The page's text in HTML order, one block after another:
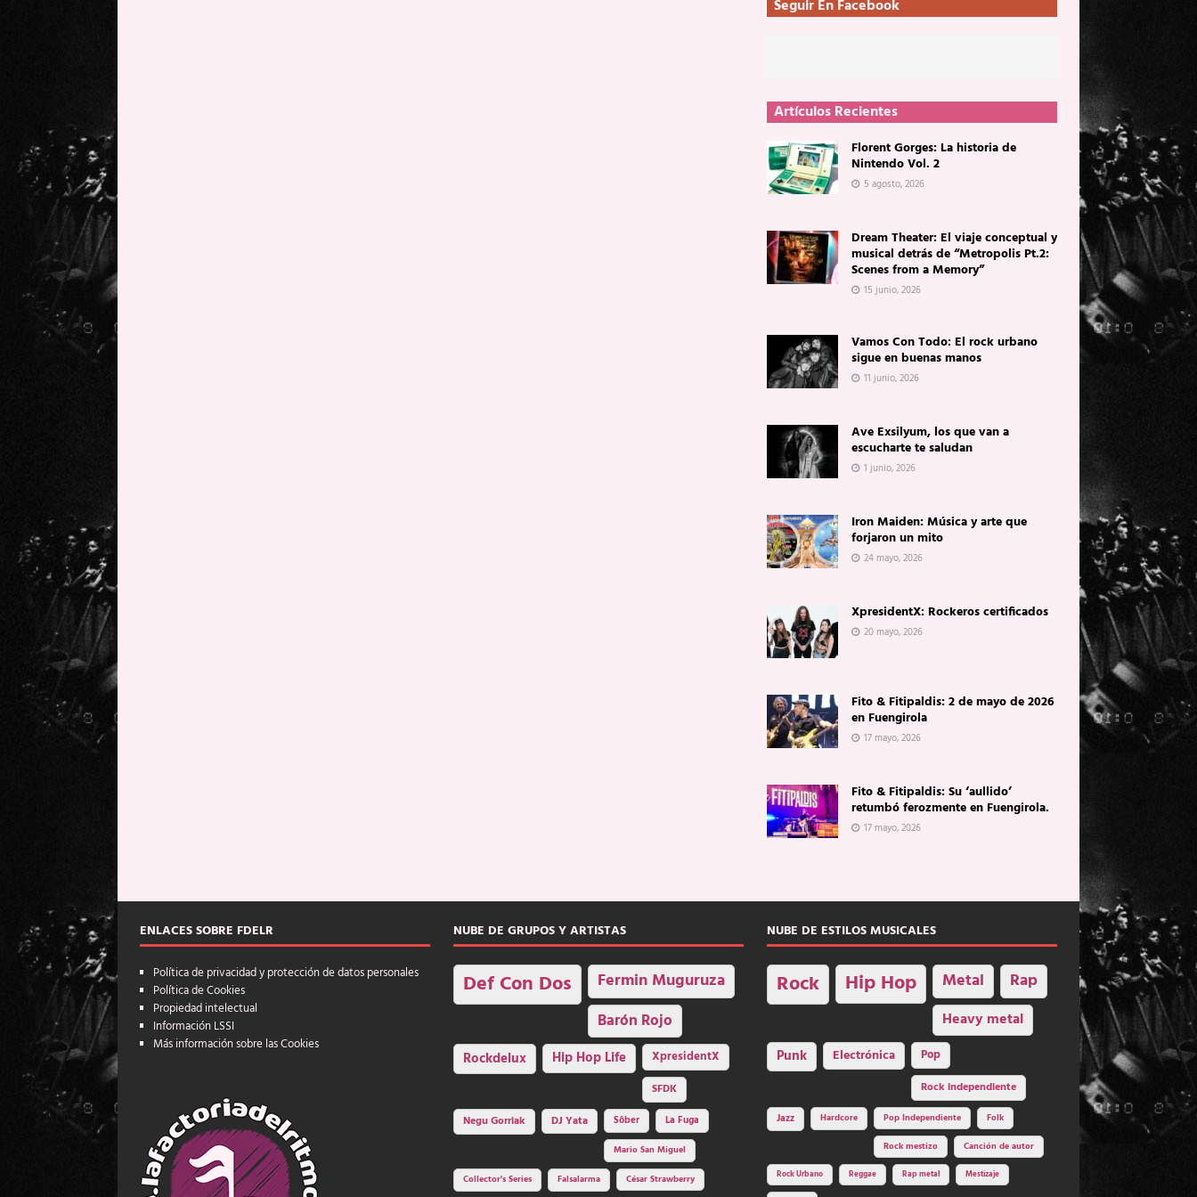
Seguir En Facebook
Artículos Recientes
Florent Gorges: La historia de
Nintendo Vol. 2
5 agosto, 2026
Dream Theater: El viaje conceptual y
musical detrás de “Metropolis Pt.2:
Scenes from a Memory”
15 junio, 2026
Vamos Con Todo: El rock urbano
sigue en buenas manos
11 junio, 2026
Ave Exsilyum, los que van a
escucharte te saludan
1 junio, 2026
Iron Maiden: Música y arte que
forjaron un mito
24 mayo, 2026
XpresidentX: Rockeros certificados
20 mayo, 2026
Fito & Fitipaldis: 2 de mayo de 2026
en Fuengirola
17 mayo, 2026
Fito & Fitipaldis: Su ‘aullido’
retumbó ferozmente en Fuengirola.
17 mayo, 2026
ENLACES SOBRE FDELR
Política de privacidad y protección de datos personales
Política de Cookies
Propiedad intelectual
Información LSSI
Más información sobre las Cookies
NUBE DE GRUPOS Y ARTISTAS
Def Con Dos Fermin Muguruza
Barón Rojo
Rockdelux Hip Hop Life
XpresidentX
SFDK
Negu Gorriak
DJ Yata Sôber
La Fuga
Mario San Miguel
Collector's Series
Falsalarma César Strawberry
NUBE DE ESTILOS MUSICALES
Rock Hip Hop Metal Rap
Heavy metal
Punk Electrónica
Pop
Rock independiente
Jazz Hardcore Pop Independiente Folk
Rock mestizo Canción de autor
Rock Urbano Reggae Rap metal Mestizaje